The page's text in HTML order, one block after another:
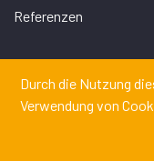
Referenzen
Copyrights ©
Durch die Nutzung
Verwendung von